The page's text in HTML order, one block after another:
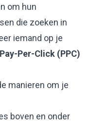
om hun
die zoeken in
iemand op je
Pay-Per-Click (PPC)
manieren om je
boven en onder